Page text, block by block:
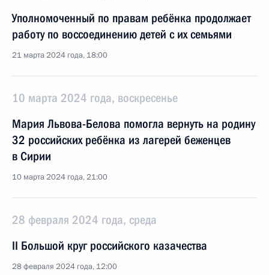
Уполномоченный по правам ребёнка продолжает
работу по воссоединению детей с их семьями
21 марта 2024 года, 18:00
10 марта 2024 года, воскресенье
Мария Львова-Белова помогла вернуть на родину
32 российских ребёнка из лагерей беженцев
в Сирии
10 марта 2024 года, 21:00
28 февраля 2024 года, среда
II Большой круг российского казачества
28 февраля 2024 года, 12:00